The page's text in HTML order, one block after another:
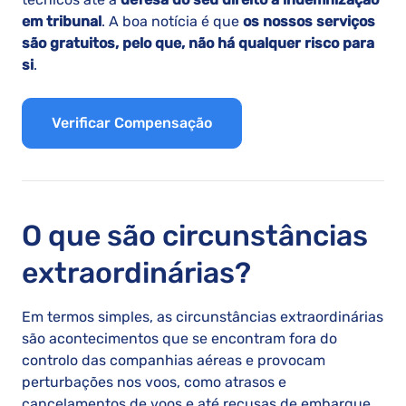
em tribunal. A boa notícia é que os nossos serviços
são gratuitos, pelo que, não há qualquer risco para
si.
Verificar Compensação
O que são circunstâncias
extraordinárias?
Em termos simples, as circunstâncias extraordinárias
são acontecimentos que se encontram fora do
controlo das companhias aéreas e provocam
perturbações nos voos, como atrasos e